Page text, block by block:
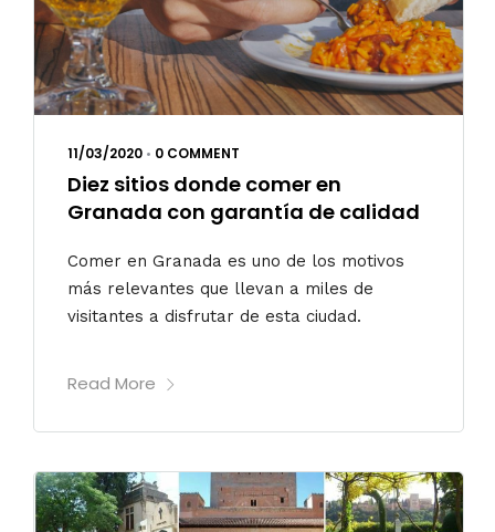
11/03/2020 • 0 COMMENT
Diez sitios donde comer en
Granada con garantía de calidad
Comer en Granada es uno de los motivos
más relevantes que llevan a miles de
visitantes a disfrutar de esta ciudad.
Read More